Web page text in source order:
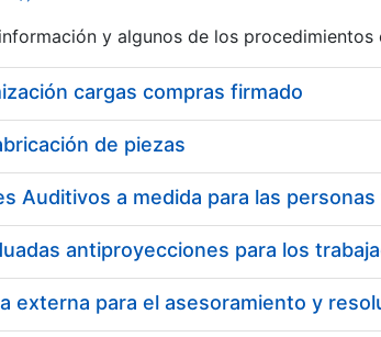
y algunos de los procedimientos
cargas compras firmado
de piezas